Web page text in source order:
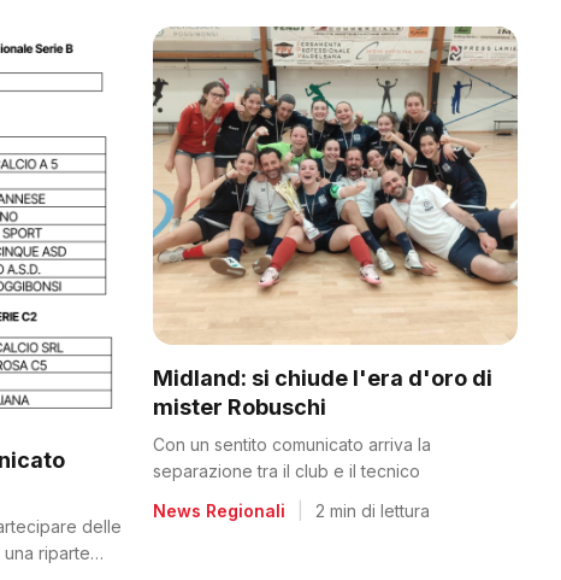
delle
riparte
Midland: si chiude l'era d'oro di
mister Robuschi
Con un sentito comunicato arriva la
separazione tra il club e il tecnico
News Regionali
2 min di lettura